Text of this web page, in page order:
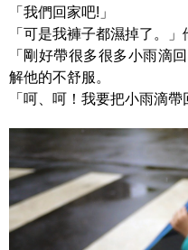
「我們回家吧!」
「可是我褲子都濕掉了。」
「剛好帶很多很多小雨滴
解他的不舒服。
「呵、呵！我要把小雨滴帶